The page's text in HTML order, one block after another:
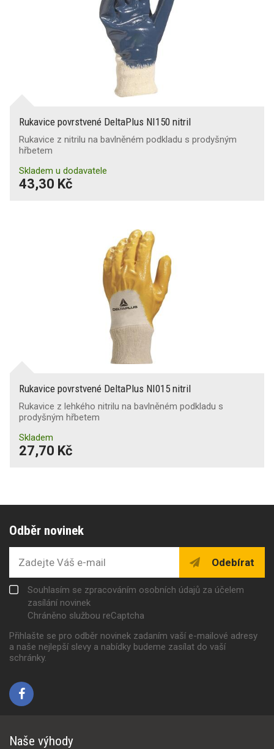
Rukavice povrstvené DeltaPlus NI150 nitril
Rukavice z nitrilu na bavlněném podkladu s prodyšným
hřbetem
Skladem u dodavatele
43,30 Kč
Rukavice povrstvené DeltaPlus NI015 nitril
Rukavice z lehkého nitrilu na bavlněném podkladu s
prodyšným hřbetem
Skladem
27,70 Kč
Odběr novinek
Odebírat
Souhlasím se zpracováním osobních údajů za účelem
zasílání novinek
Chráněno službou reCaptcha
Přihlašte se pro odběr novinek zadaním vaší e-mailové adresy
a naše nejlepší slevy a nabídky budeme zasílat do vaší
schránky.
Naše výhody